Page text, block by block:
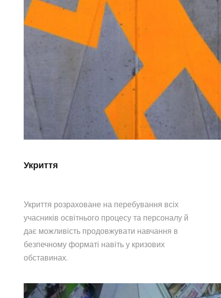
Укриття
Укриття розраховане на перебування всіх
учасників освітнього процесу та персоналу й
дає можливість продовжувати навчання в
безпечному форматі навіть у кризових
обставинах.